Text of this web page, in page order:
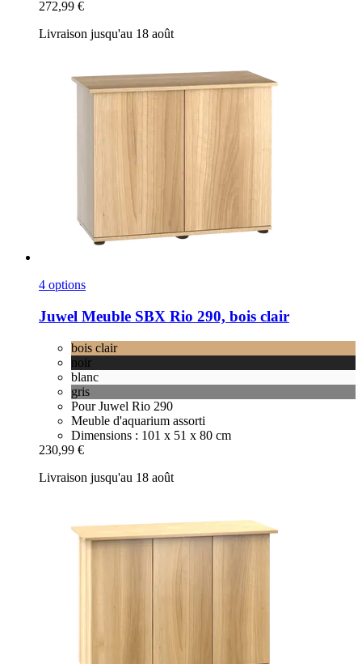
272,99 €
Livraison jusqu'au 18 août
4 options
Juwel Meuble SBX Rio 290, bois clair
bois clair
noir
blanc
gris
Pour Juwel Rio 290
Meuble d'aquarium assorti
Dimensions : 101 x 51 x 80 cm
230,99 €
Livraison jusqu'au 18 août